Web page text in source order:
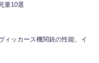
量10選
ィッカース機関銃の性能、イ